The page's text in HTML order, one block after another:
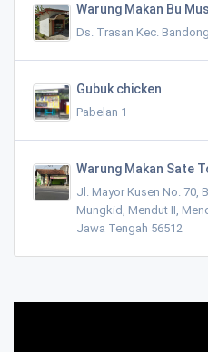
Warung Makan Bu Mus
Ds. Trasan Kec.
Gubuk chicken
Pabelan 1
Warung Makan Sate
Jl. Mayor Kusen No. 70,
Mungkid, Mendut II,
Jawa Tengah 56512